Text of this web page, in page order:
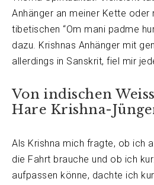
Anhänger an meiner Kette
tibetischen “Om mani padme
dazu. Krishnas Anhänger mit
allerdings in Sanskrit, fiel mir
Von indischen
Hare Krishna-
Als Krishna mich fragte, ob ich
die Fahrt brauche und ob ich
aufpassen könne, dachte ich